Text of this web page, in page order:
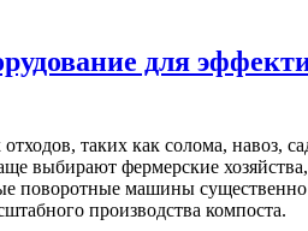
для
таких как солома, навоз,
выбирают фермерские
поворотные машины
производства компоста.